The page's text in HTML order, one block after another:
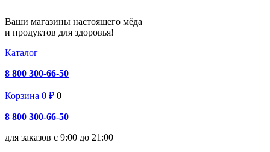
Ваши магазины настоящего мёда
и продуктов для здоровья!
Каталог
8 800 300-66-50
Корзина 0 ₽ 0
8 800 300-66-50
для заказов с 9:00 до 21:00